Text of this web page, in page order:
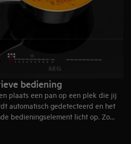
bediening
plaats een pan op een plek die jij
automatisch gedetecteerd en het
bedieningselement licht op. Zo
je moet gebruiken.